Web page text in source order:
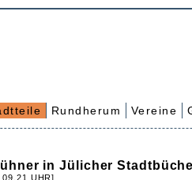
Rundherum Vereine
in Jülicher
UHR]